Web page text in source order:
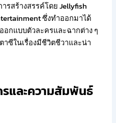
รสร้างสรรค์โดย Jellyfish
ซึ่งทำออกมาได้
อกแบบตัวละครและฉากต่าง ๆ
ซีในเรื่องมีชีวิตชีวาและน่า
และความสัมพันธ์